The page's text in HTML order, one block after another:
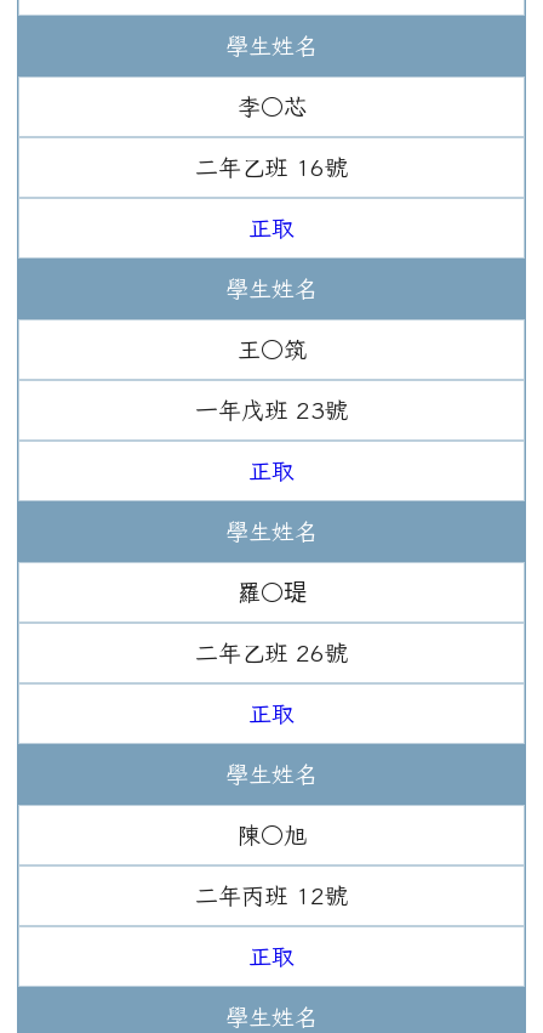
學生姓名
李○芯
二年 乙班 16號
正取
學生姓名
王○筑
一年 戊班 23號
正取
學生姓名
羅○瑅
二年 乙班 26號
正取
學生姓名
陳○旭
二年丙班 12號
正取
學生姓名